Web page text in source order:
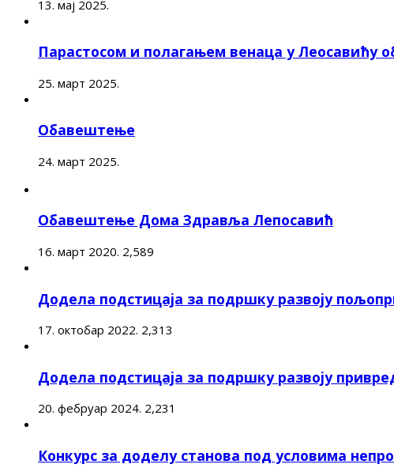
13. мај 2025.
Парастосом и полагањем венаца у Леосавићу
25. март 2025.
Обавештење
24. март 2025.
Обавештење Дома Здравља Лепосавић
16. март 2020. 2,589
Додела подстицаја за подршку развоју
17. октобар 2022. 2,313
Додела подстицаја за подршку развоју
20. фебруар 2024. 2,231
Конкурс за доделу станова под условима